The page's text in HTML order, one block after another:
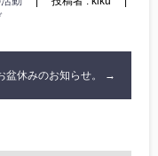
盆休みのお知らせ。 →